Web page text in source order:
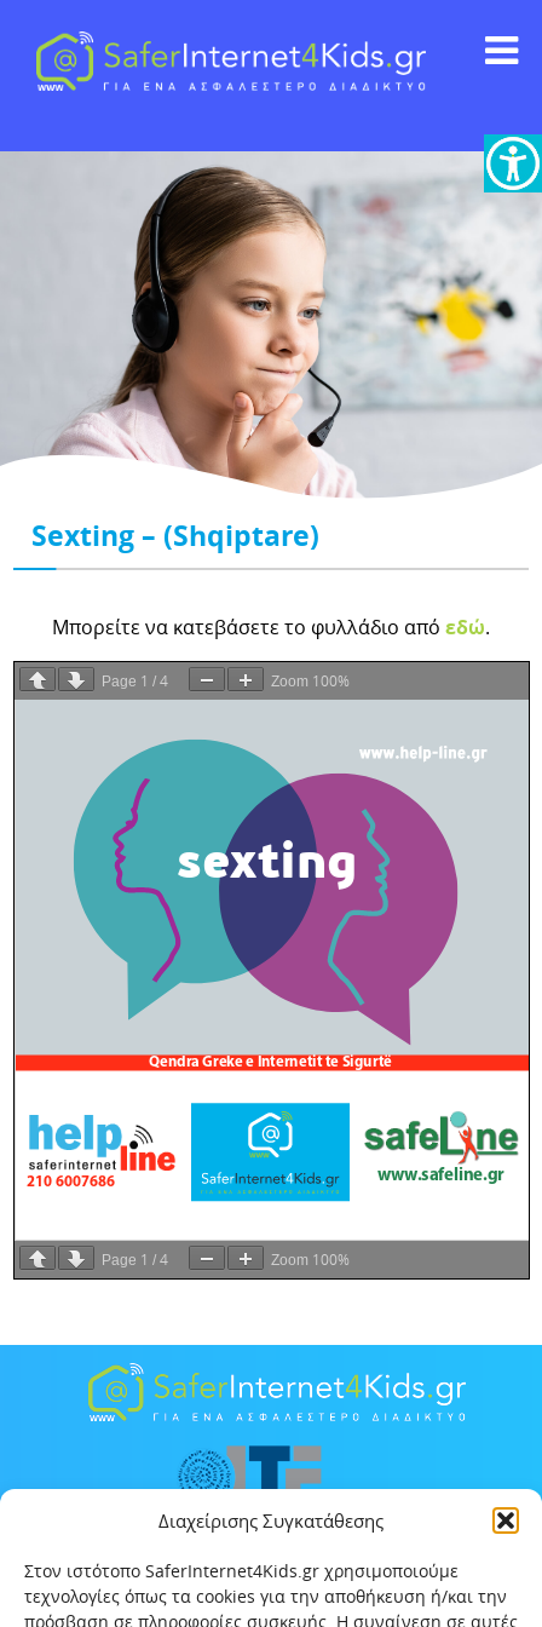
Διαχείρισης Συγκατάθεσης
Στον ιστότοπο SaferInternet4Kids.gr χρησιμοποιούμε
τεχνολογίες όπως τα cookies για την αποθήκευση ή/και την
πρόσβαση σε πληροφορίες συσκευής. Η συναίνεση σε αυτές
Sexting – (Shqiptare)
Μπορείτε να κατεβάσετε το φυλλάδιο από εδώ.
Page 1 /4 Zoom 100%
Page 1 /4 Zoom 100%